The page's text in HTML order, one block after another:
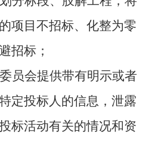
项目不招标、化整为零
招标；
员会提供带有明示或者
定投标人的信息，泄露
标活动有关的情况和资